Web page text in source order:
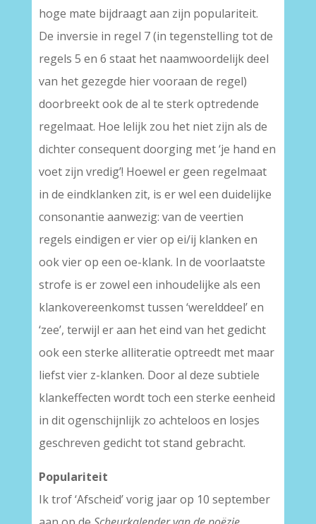
hoge mate bijdraagt aan zijn populariteit.
De inversie in regel 7 (in tegenstelling tot de
regels 5 en 6 staat het naamwoordelijk deel
van het gezegde hier vooraan de regel)
doorbreekt ook de al te sterk optredende
regelmaat. Hoe lelijk zou het niet zijn als de
dichter consequent doorging met ‘je hand en
voet zijn vredig’! Hoewel er geen regelmaat
in de eindklanken zit, is er wel een duidelijke
consonantie aanwezig: van de veertien
regels eindigen er vier op ei/ij klanken en
ook vier op een oe-klank. In de voorlaatste
strofe is er zowel een inhoudelijke als een
klankovereenkomst tussen ‘werelddeel’ en
‘zee’, terwijl er aan het eind van het gedicht
ook een sterke alliteratie optreedt met maar
liefst vier z-klanken. Door al deze subtiele
klankeffecten wordt toch een sterke eenheid
in dit ogenschijnlijk zo achteloos en losjes
geschreven gedicht tot stand gebracht.
Populariteit
Ik trof ‘Afscheid’ vorig jaar op 10 september